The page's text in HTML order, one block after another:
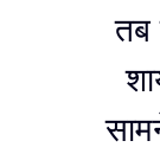
तब